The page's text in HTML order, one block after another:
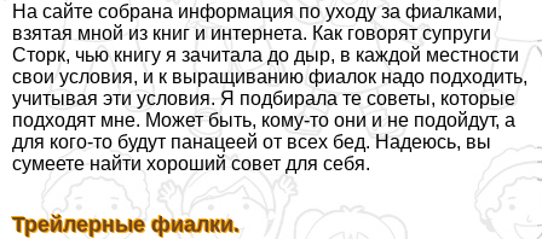
На сайте собрана информация по уходу за фиалками,
взятая мной из книг и интернета. Как говорят супруги
Сторк, чью книгу я зачитала до дыр, в каждой местности
свои условия, и к выращиванию фиалок надо подходить,
учитывая эти условия. Я подбирала те советы, которые
подходят мне. Может быть, кому-то они и не подойдут, а
для кого-то будут панацеей от всех бед. Надеюсь, вы
сумеете найти хороший совет для себя.
Трейлерные фиалки.